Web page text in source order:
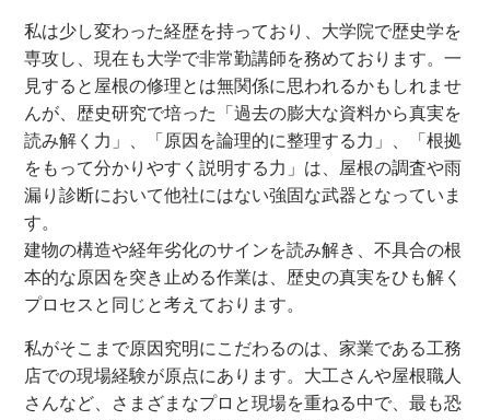
私は少し変わった経歴を持っており、大学院で歴史学を
専攻し、現在も大学で非常勤講師を務めております。一
見すると屋根の修理とは無関係に思われるかもしれませ
んが、歴史研究で培った「過去の膨大な資料から真実を
読み解く力」、「原因を論理的に整理する力」、「根拠
をもって分かりやすく説明する力」は、屋根の調査や雨
漏り診断において他社にはない強固な武器となっていま
す。
建物の構造や経年劣化のサインを読み解き、不具合の根
本的な原因を突き止める作業は、歴史の真実をひも解く
プロセスと同じと考えております。
私がそこまで原因究明にこだわるのは、家業である工務
店での現場経験が原点にあります。大工さんや屋根職人
さんなど、さまざまなプロと現場を重ねる中で、最も恐